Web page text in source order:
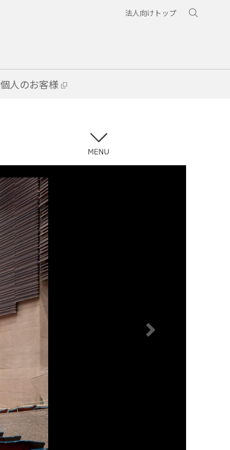
法人向けトップ
個人のお客様